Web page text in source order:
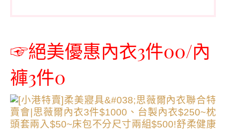
☞絕美優惠內衣3件00/內
褲3件0